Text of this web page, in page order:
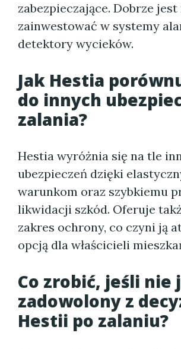
zabezpieczające. Dobrze
zainwestować w systemy
detektory wycieków.
Jak Hestia
do innych
zalania?
Hestia wyróżnia się na tle
ubezpieczeń dzięki
warunkom oraz szybkiemu
likwidacji szkód. Oferuje
zakres ochrony, co czyni ją
opcją dla właścicieli
Co zrobić, jeśli nie
zadowolony z
Hestii po zalaniu?